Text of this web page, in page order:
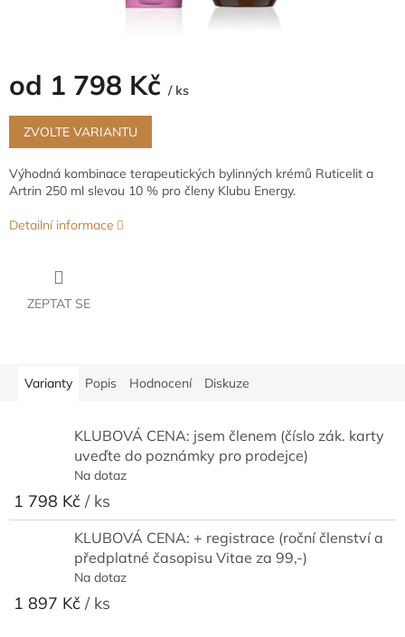
od 1 798 Kč / ks
Měrná
cena:
ZVOLTE VARIANTU
Výhodná kombinace terapeutických bylinných krémů Ruticelit a
Artrin 250 ml slevou 10 % pro členy Klubu Energy.
Detailní informace
ZEPTAT SE
Varianty Popis Hodnocení Diskuze
KLUBOVÁ CENA: jsem členem (číslo zák. karty
uveďte do poznámky pro prodejce)
Na dotaz
1 798 Kč / ks
KLUBOVÁ CENA: + registrace (roční členství a
předplatné časopisu Vitae za 99,-)
Na dotaz
1 897 Kč / ks